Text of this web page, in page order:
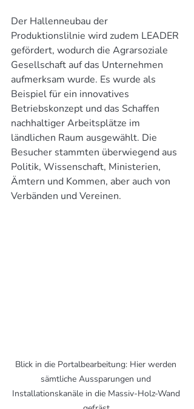
Der Hallenneubau der
Produktionslilnie wird zudem LEADER
gefördert, wodurch die Agrarsoziale
Gesellschaft auf das Unternehmen
aufmerksam wurde. Es wurde als
Beispiel für ein innovatives
Betriebskonzept und das Schaffen
nachhaltiger Arbeitsplätze im
ländlichen Raum ausgewählt. Die
Besucher stammten überwiegend aus
Politik, Wissenschaft, Ministerien,
Ämtern und Kommen, aber auch von
Verbänden und Vereinen.
Blick in die Portalbearbeitung: Hier werden
sämtliche Aussparungen und
Installationskanäle in die Massiv-Holz-Wand